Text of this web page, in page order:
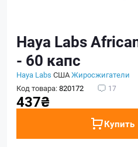
Haya Labs
- 60 капс
Haya Labs СШАЖиросжигатели
Код товара:820172 17
437₴
Купить